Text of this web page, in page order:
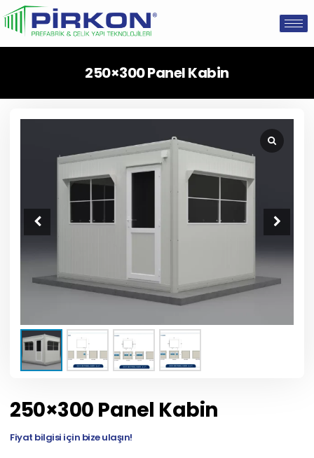
250×300 Panel Kabin
250×300 Panel Kabin
Fiyat bilgisi için bize ulaşın!